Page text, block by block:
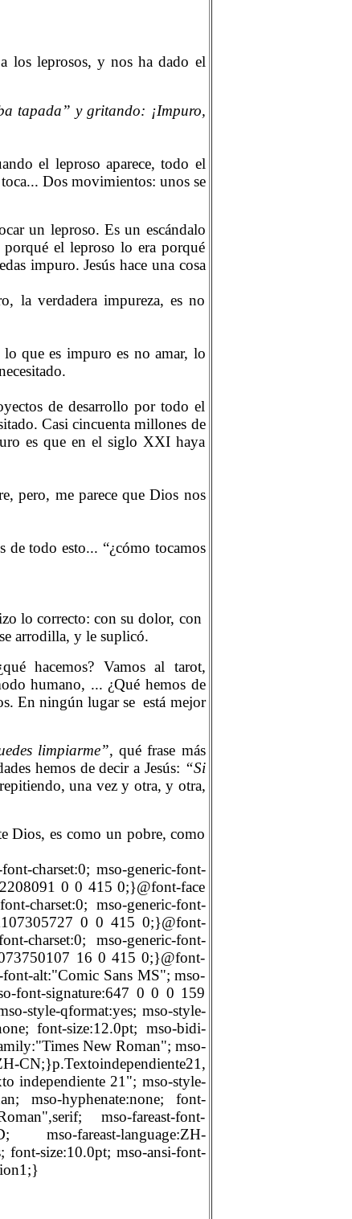
los leprosos, y nos ha dado el
tapada” y gritando: ¡Impuro,
el leproso aparece, todo el
toca... Dos movimientos: unos se
un leproso. Es un escándalo
el leproso lo era porqué
impuro. Jesús hace una cosa
la verdadera impureza, es no
lo que es impuro es no amar, lo
de desarrollo por todo el
Casi cincuenta millones de
es que en el siglo XXI haya
pero, me parece que Dios nos
de todo esto... “¿cómo tocamos
lo correcto: con su dolor, con
arrodilla, y le suplicó.
hacemos? Vamos al tarot,
humano, ... ¿Qué hemos de
En ningún lugar se está mejor
limpiarme”, qué frase más
hemos de decir a Jesús: “Si
una vez y otra, y otra,
Dios, es como un pobre, como
charset:0; mso-generic-font-
0 0 415 0;}@font-face
charset:0; mso-generic-font-
0 0 415 0;}@font-
charset:0; mso-generic-font-
16 0 415 0;}@font-
alt:"Comic Sans MS"; mso-
font-signature:647 0 0 0 159
style-qformat:yes; mso-style-
font-size:12.0pt; mso-bidi-
New Roman"; mso-
independiente 21"; mso-style-
mso-hyphenate:none; font-
mso-fareast-font-
fareast-language:ZH-
font-size:10.0pt; mso-ansi-font-